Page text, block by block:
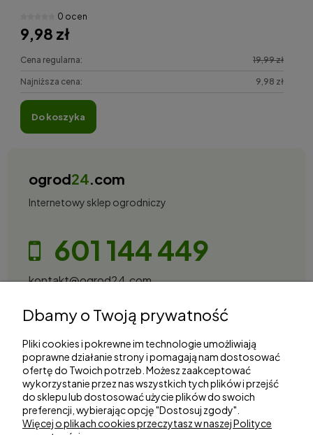
0 ocen
9,98 zł
Cena regularna: 19,99 zł
Najniższa cena: 9,98 zł
do koszyka
ogrod24.com
Internetowy sklep ogrodniczy
601 144 449
kontakt@ogrod24.com
Gorzowska 27, 66-530 Trzebicz
Zakupy
Informacje
Dbamy o Twoją prywatność
Pliki cookies i pokrewne im technologie umożliwiają
poprawne działanie strony i pomagają nam dostosować
ofertę do Twoich potrzeb. Możesz zaakceptować
wykorzystanie przez nas wszystkich tych plików i przejść
do sklepu lub dostosować użycie plików do swoich
preferencji, wybierając opcję "Dostosuj zgody".
Więcej o plikach cookies przeczytasz w naszej Polityce